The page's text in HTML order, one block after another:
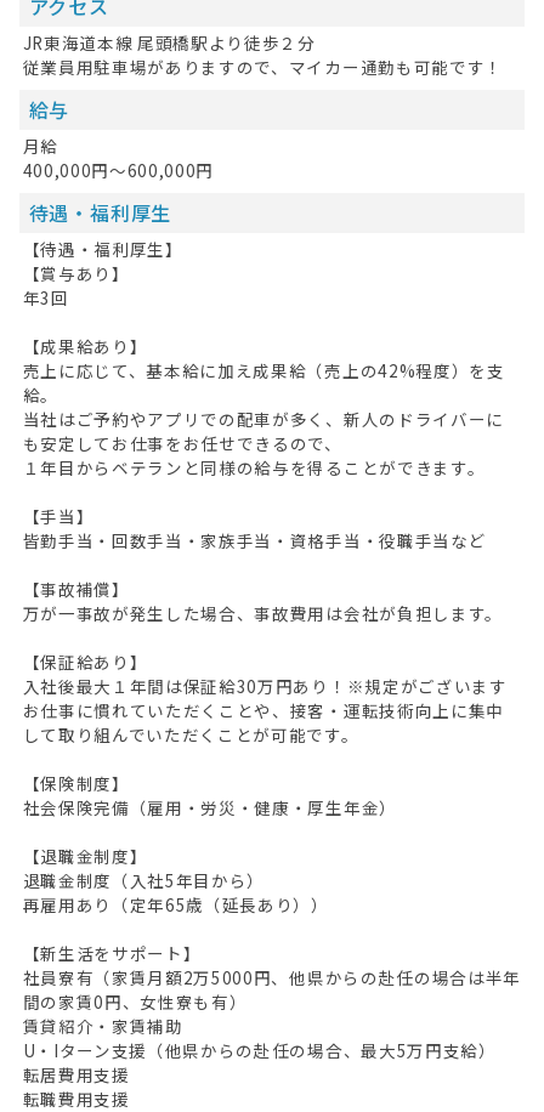
アクセス
JR東海道本線 尾頭橋駅より徒歩２分
従業員用駐車場がありますので、マイカー通勤も可能です！
給与
月給
400,000円～600,000円
待遇・福利厚生
【待遇・福利厚生】
【賞与あり】
年3回
【成果給あり】
売上に応じて、基本給に加え成果給（売上の42%程度）を支
給。
当社はご予約やアプリでの配車が多く、新人のドライバーに
も安定してお仕事をお任せできるので、
１年目からベテランと同様の給与を得ることができます。
【手当】
皆勤手当・回数手当・家族手当・資格手当・役職手当など
【事故補償】
万が一事故が発生した場合、事故費用は会社が負担します。
【保証給あり】
入社後最大１年間は保証給30万円あり！※規定がございます
お仕事に慣れていただくことや、接客・運転技術向上に集中
して取り組んでいただくことが可能です。
【保険制度】
社会保険完備（雇用・労災・健康・厚生年金）
【退職金制度】
退職金制度（入社5年目から）
再雇用あり（定年65歳（延長あり））
【新生活をサポート】
社員寮有（家賃月額2万5000円、他県からの赴任の場合は半年
間の家賃0円、女性寮も有）
賃貸紹介・家賃補助
U・Iターン支援（他県からの赴任の場合、最大5万円支給）
転居費用支援
転職費用支援